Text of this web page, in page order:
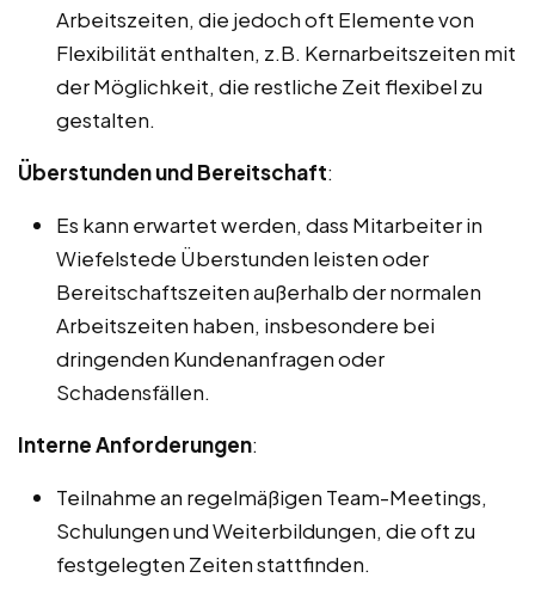
Arbeitszeiten, die jedoch oft Elemente von
Flexibilität enthalten, z.B. Kernarbeitszeiten mit
der Möglichkeit, die restliche Zeit flexibel zu
gestalten.
Überstunden und Bereitschaft:
Es kann erwartet werden, dass Mitarbeiter in
Wiefelstede Überstunden leisten oder
Bereitschaftszeiten außerhalb der normalen
Arbeitszeiten haben, insbesondere bei
dringenden Kundenanfragen oder
Schadensfällen.
Interne Anforderungen:
Teilnahme an regelmäßigen Team-Meetings,
Schulungen und Weiterbildungen, die oft zu
festgelegten Zeiten stattfinden.